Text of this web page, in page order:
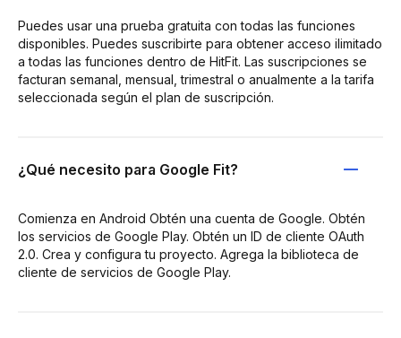
Puedes usar una prueba gratuita con todas las funciones
disponibles. Puedes suscribirte para obtener acceso ilimitado
a todas las funciones dentro de HitFit. Las suscripciones se
facturan semanal, mensual, trimestral o anualmente a la tarifa
seleccionada según el plan de suscripción.
¿Qué necesito para Google Fit?
Comienza en Android Obtén una cuenta de Google. Obtén
los servicios de Google Play. Obtén un ID de cliente OAuth
2.0. Crea y configura tu proyecto. Agrega la biblioteca de
cliente de servicios de Google Play.